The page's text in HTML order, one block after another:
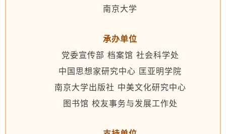
南京大学
承办单位
党委宣传部 档案馆 社会科学处
中国思想家研究中心 匡亚明学院
南京大学出版社 中美文化研究中心
图书馆 校友事务与发展工作处